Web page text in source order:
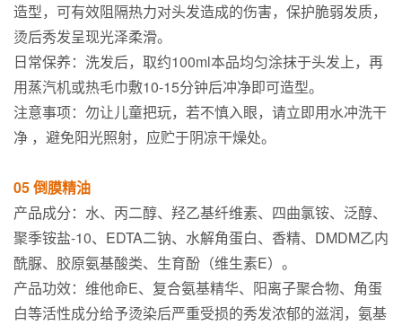
造型，可有效阻隔热力对头发造成的伤害，保护脆弱发质，
烫后秀发呈现光泽柔滑。
日常保养：洗发后，取约100ml本品均匀涂抹于头发上，再
用蒸汽机或热毛巾敷10-15分钟后冲净即可造型。
注意事项：勿让儿童把玩，若不慎入眼，请立即用水冲洗干
净 ，避免阳光照射，应贮于阴凉干燥处。
05 倒膜精油
产品成分：水、丙二醇、羟乙基纤维素、四曲氯铵、泛醇、
聚季铵盐-10、EDTA二钠、水解角蛋白、香精、DMDM乙内
酰脲、胶原氨基酸类、生育酚（维生素E）。
产品功效：维他命E、复合氨基精华、阳离子聚合物、角蛋
白等活性成分给予烫染后严重受损的秀发浓郁的滋润，氨基